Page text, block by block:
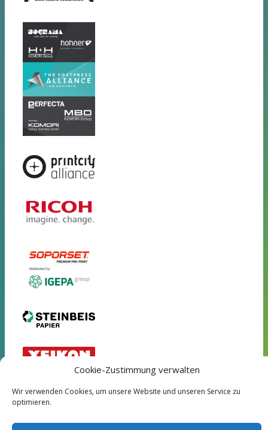
Cookie-Zustimmung verwalten
Wir verwenden Cookies, um unsere Website und unseren Service zu
optimieren.